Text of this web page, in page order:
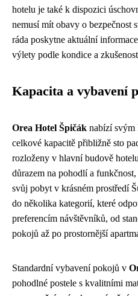
hotelu je také k dispozici
nemusí mít obavy o bezpečnost
ráda poskytne aktuální
výlety podle kondice a
Kapacita a vybavení
Orea Hotel Špičák nabízí svým
celkové kapacitě přibližně sto
rozloženy v hlavní budově
důrazem na pohodlí a
svůj pobyt v krásném prostředí
do několika kategorií, které
preferencím návštěvníků, od
pokojů až po prostornější
Standardní vybavení pokojů v
pohodlné postele s kvalitními